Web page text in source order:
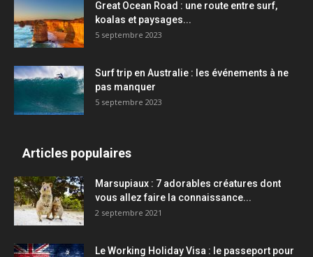
Great Ocean Road : une route entre surf,
koalas et paysages...
5 septembre 2023
Surf trip en Australie : les événements à ne
pas manquer
5 septembre 2023
Articles populaires
Marsupiaux : 7 adorables créatures dont
vous allez faire la connaissance...
2 septembre 2021
Le Working Holiday Visa : le passeport pour